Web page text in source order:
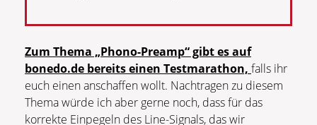
Zum Thema „Phono-Preamp“ gibt es auf
bonedo.de bereits einen Testmarathon, falls ihr
euch einen anschaffen wollt. Nachtragen zu diesem
Thema würde ich aber gerne noch, dass für das
korrekte Einpegeln des Line-Signals, das wir